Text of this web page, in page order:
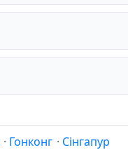
· Гонконг · Сінгапур